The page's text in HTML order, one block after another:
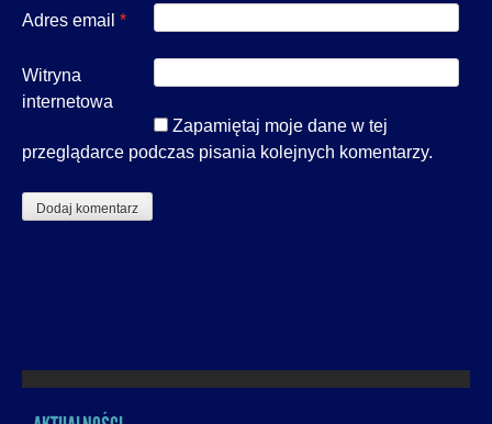
Adres email *
Witryna
internetowa
Zapamiętaj moje dane w tej
przeglądarce podczas pisania kolejnych komentarzy.